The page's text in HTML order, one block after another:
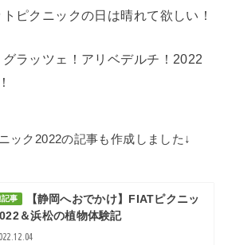
ピクニックの日は晴れて欲しい！
ラッツェ！アリベデルチ！2022
ック2022の記事も作成しました↓
記事
【静岡へおでかけ】FIATピクニッ
＆浜松の植物体験記